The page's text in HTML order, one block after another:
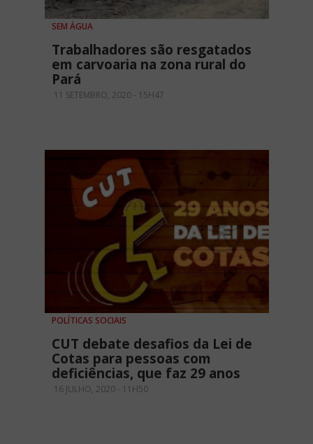
SEM ÁGUA
Trabalhadores são resgatados
em carvoaria na zona rural do
Pará
11 SETEMBRO, 2020 - 15H47
POLÍTICAS SOCIAIS
CUT debate desafios da Lei de
Cotas para pessoas com
deficiências, que faz 29 anos
16 JULHO, 2020 - 11H50